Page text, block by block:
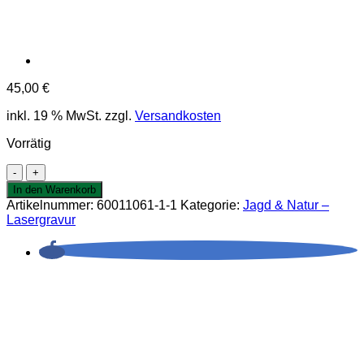
45,00 €
inkl. 19 % MwSt. zzgl. Versandkosten
Vorrätig
Münze
Artemis
mit
Bogen
40
mm
Menge
In den Warenkorb
Artikelnummer: 60011061-1-1 Kategorie: Jagd & Natur –
Lasergravur